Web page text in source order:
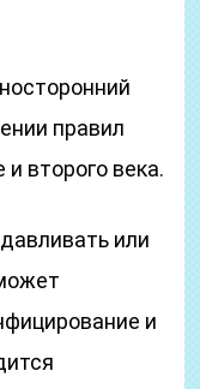
правил
второго века.
или
и